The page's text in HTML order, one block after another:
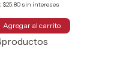
$25.80 sin intereses
productos